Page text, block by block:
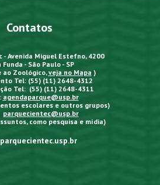
Contatos
- Avenida Miguel Estefno, 4200
Funda - São Paulo - SP
ao Zoológico,veja no Mapa )
Tel: (55) (11) 2648-4312
Tel: (55) (11) 2648-4311
agendaparque@usp.br
escolares e outros grupos)
parquecientec@usp.br
como pesquisa e mídia)